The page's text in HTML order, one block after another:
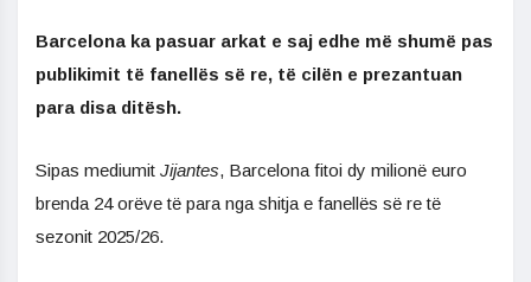
Barcelona ka pasuar arkat e saj edhe më shumë pas
publikimit të fanellës së re, të cilën e prezantuan
para disa ditësh.
Sipas mediumit Jijantes, Barcelona fitoi dy milionë euro
brenda 24 orëve të para nga shitja e fanellës së re të
sezonit 2025/26.